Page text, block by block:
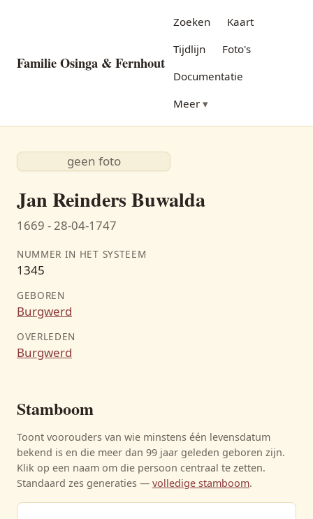
Familie Osinga & Fernhout
Zoeken
Kaart
Tijdlijn
Foto's
Documentatie
Meer
geen foto
Jan Reinders Buwalda
1669 - 28-04-1747
NUMMER IN HET SYSTEEM
1345
GEBOREN
Burgwerd
OVERLEDEN
Burgwerd
Stamboom
Toont voorouders van wie minstens één levensdatum
bekend is en die meer dan 99 jaar geleden geboren zijn.
Klik op een naam om die persoon centraal te zetten.
Standaard zes generaties — volledige stamboom.